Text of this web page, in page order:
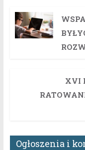
XVI
Ogłoszenia i